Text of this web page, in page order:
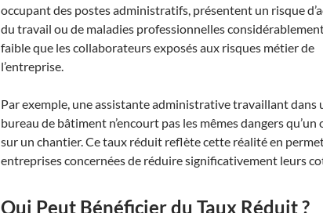
occupant des postes administratifs, présentent un risque
du travail ou de maladies professionnelles
faible que les collaborateurs exposés aux risques métier de
l’entreprise.​
Par exemple, une assistante administrative travaillant dans
bureau de bâtiment n’encourt pas les mêmes dangers qu’un
sur un chantier. Ce taux réduit reflète cette réalité en
entreprises concernées de réduire significativement leurs
Qui Peut Bénéficier du Taux Réduit ?